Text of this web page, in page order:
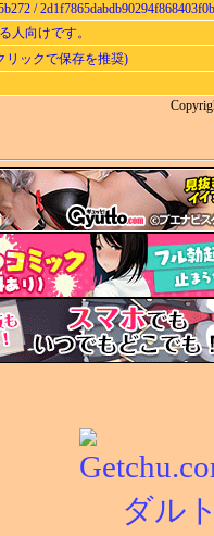
/
人向けです。
リックで保存を推奨)